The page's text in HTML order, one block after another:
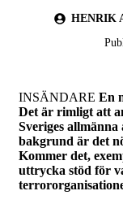
HENRIK
INSÄNDARE En
Det är rimligt att
Sveriges
bakgrund är det
Kommer det,
uttrycka stöd för